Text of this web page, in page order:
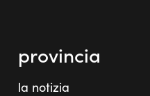
provincia
la notizia